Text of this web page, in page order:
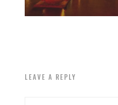
LEAVE A REPLY